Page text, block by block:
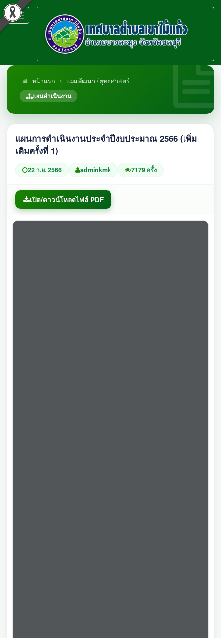
Toggle
navigation
หน้าแรก
แผนพัฒนา / ยุทธศาสตร์
แผนดำเนินงาน
แผนการดำเนินงานประจำปีงบประมาณ 2566 (เพิ่ม
เติมครั้งที่ 1)
22 ก.ย. 2566 adminkmk 7179 ครั้ง
เปิด/ดาวน์โหลดไฟล์ PDF